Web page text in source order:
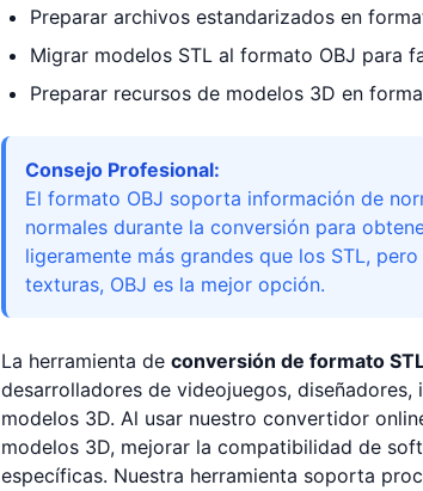
Preparar archivos estandarizados en
Migrar modelos STL al formato OBJ para
Preparar recursos de modelos 3D en
Consejo Profesional:
El formato OBJ soporta información de
normales durante la conversión para
ligeramente más grandes que los STL,
texturas, OBJ es la mejor opción.
La herramienta de conversión de formato
desarrolladores de videojuegos,
modelos 3D. Al usar nuestro convertidor
modelos 3D, mejorar la compatibilidad de
específicas. Nuestra herramienta soporta